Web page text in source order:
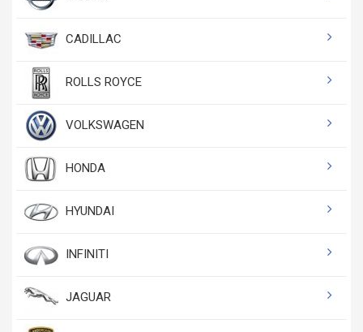
CADILLAC
ROLLS ROYCE
VOLKSWAGEN
HONDA
HYUNDAI
INFINITI
JAGUAR